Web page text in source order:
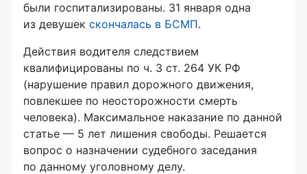
были госпитализированы. 31 января одна
из девушек скончалась в БСМП.
Действия водителя следствием
квалифицированы по ч. 3 ст. 264 УК РФ
(нарушение правил дорожного движения,
повлекшее по неосторожности смерть
человека). Максимальное наказание по данной
статье — 5 лет лишения свободы. Решается
вопрос о назначении судебного заседания
по данному уголовному делу.